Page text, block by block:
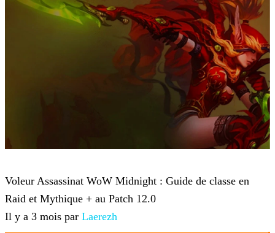
Voleur Assassinat WoW Midnight : Guide de classe en
Raid et Mythique + au Patch 12.0
Il y a 3 mois par Laerezh